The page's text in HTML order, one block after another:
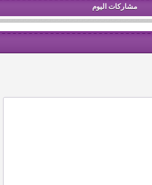
مشاركات اليوم